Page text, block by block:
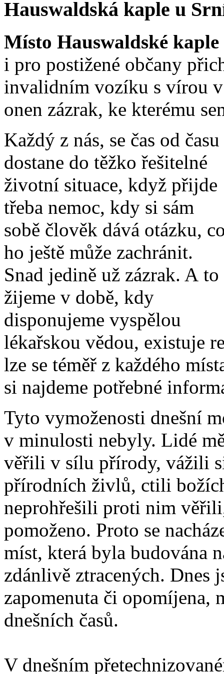
Hauswaldská kaple u
Místo Hauswaldské
i pro postižené občany
invalidním vozíku s vírou
onen zázrak, ke kterému
Každý z nás, se čas od času
dostane do těžko řešitelné
životní situace, když přijde
třeba nemoc, kdy si sám
sobě člověk dává otázku,
ho ještě může zachránit.
Snad jedině už zázrak. A to
žijeme v době, kdy
disponujeme vyspělou
lékařskou vědou, existuje
lze se téměř z každého
si najdeme potřebné
Tyto vymoženosti dnešní
v minulosti nebyly. Lidé
věřili v sílu přírody, vážili
přírodních živlů, ctili
neprohřešili proti nim
pomoženo. Proto se
míst, která byla budována
zdánlivě ztracených. Dnes
zapomenuta či opomíjena,
dnešních časů.
V dnešním